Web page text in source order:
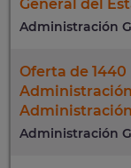
General del
Administración
Oferta de
Administración